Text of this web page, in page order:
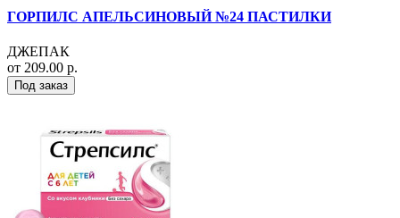
ГОРПИЛС АПЕЛЬСИНОВЫЙ №24 ПАСТИЛКИ
ДЖЕПАК
от 209.00 р.
Под заказ